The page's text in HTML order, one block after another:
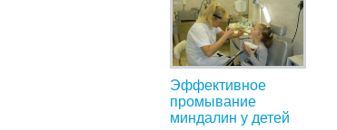
Эффективное
промывание
миндалин у детей